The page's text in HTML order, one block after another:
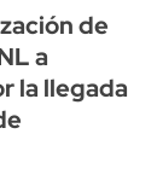
de
a
la llegada